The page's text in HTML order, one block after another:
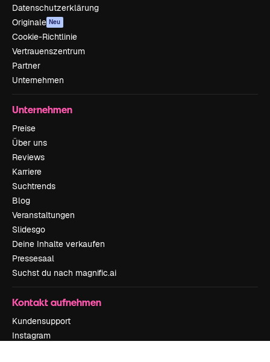
Datenschutzerklärung
Originale Neu
Cookie-Richtlinie
Vertrauenszentrum
Partner
Unternehmen
Unternehmen
Preise
Über uns
Reviews
Karriere
Suchtrends
Blog
Veranstaltungen
Slidesgo
Deine Inhalte verkaufen
Pressesaal
Suchst du nach magnific.ai
Kontakt aufnehmen
Kundensupport
Instagram